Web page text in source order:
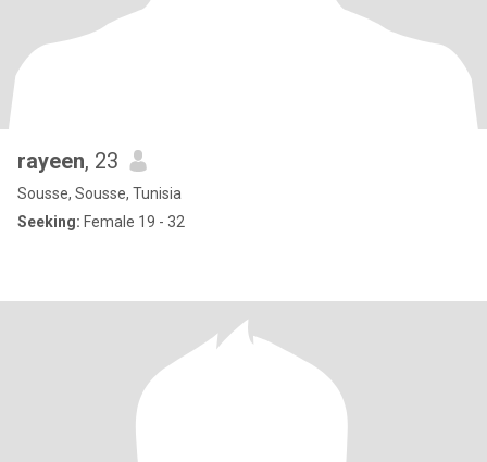
rayeen, 23
Sousse, Sousse, Tunisia
Seeking: Female 19 - 32